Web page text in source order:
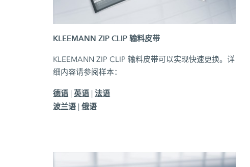
KLEEMANN ZIP CLIP 输料皮带
KLEEMANN ZIP CLIP 输料皮带可以实现快速更换。详
细内容请参阅样本：
德语 |英语 |法语
波兰语 |俄语